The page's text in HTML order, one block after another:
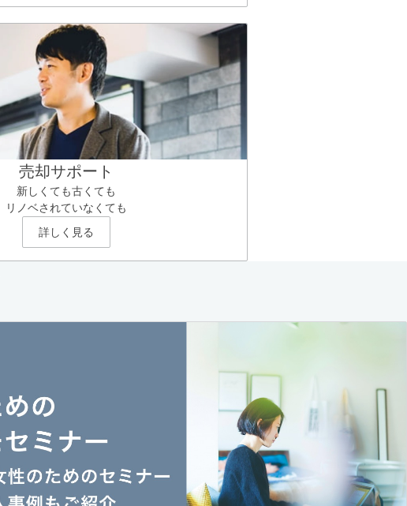
売却サポート
新しくても古くても
リノベされていなくても
詳しく見る